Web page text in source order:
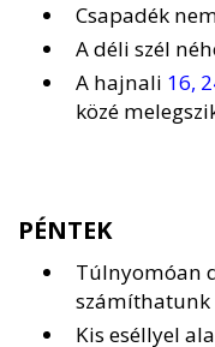
Csapadék
A déli szél
A hajnali 16,
közé
PÉNTEK
Túlnyomóan
számíthatunk
Kis eséllyel